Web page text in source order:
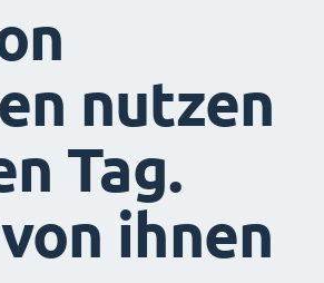
nutzen
Tag.
ihnen